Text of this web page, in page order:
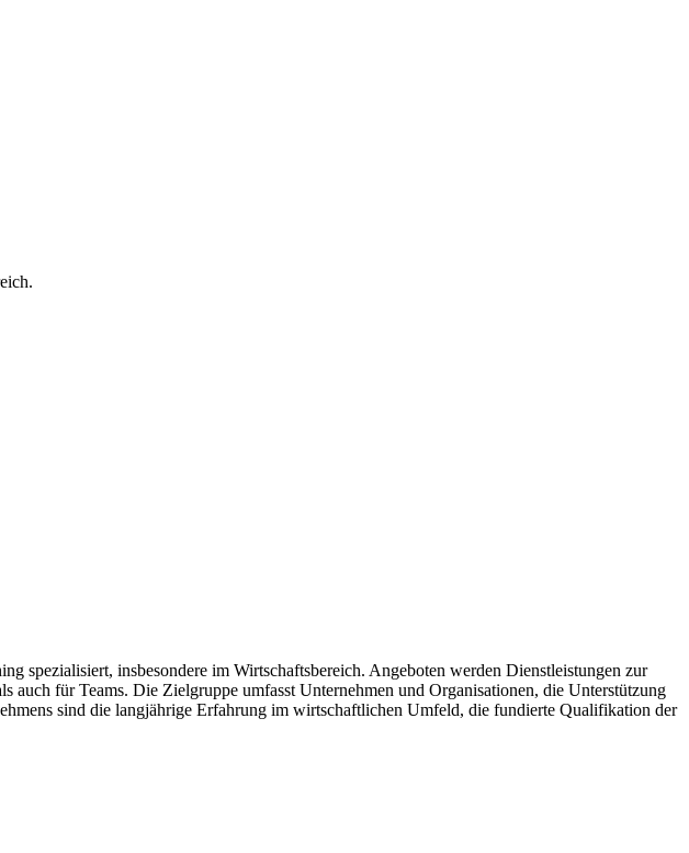
spezialisiert, insbesondere im Wirtschaftsbereich. Angeboten werden Dienstleistungen zur
für Teams. Die Zielgruppe umfasst Unternehmen und Organisationen, die Unterstützung
sind die langjährige Erfahrung im wirtschaftlichen Umfeld, die fundierte Qualifikation der